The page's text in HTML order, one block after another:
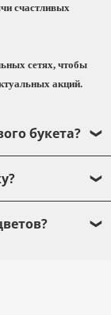
счастливых
сетях, чтобы
акций.
букета?
направим
уверены,
– 500
или